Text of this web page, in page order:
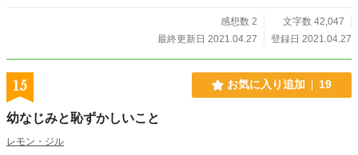
感想数 2
文字数 42,047
最終更新日 2021.04.27
登録日 2021.04.27
15 お気に入り追加 19
幼なじみと恥ずかしいこと
レモン・ジル